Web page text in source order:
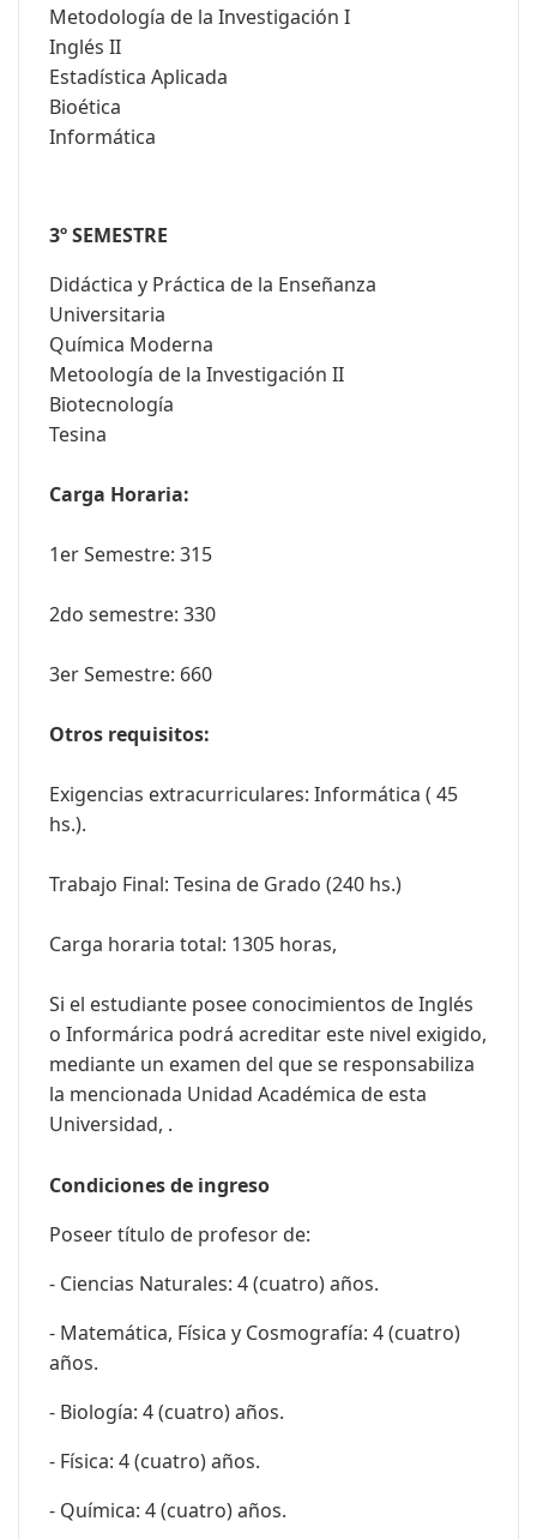
Metodología de la Investigación I
Inglés II
Estadística Aplicada
Bioética
Informática
3º SEMESTRE
Didáctica y Práctica de la Enseñanza
Universitaria
Química Moderna
Metoología de la Investigación II
Biotecnología
Tesina
Carga Horaria:
1er Semestre: 315
2do semestre: 330
3er Semestre: 660
Otros requisitos:
Exigencias extracurriculares: Informática ( 45
hs.).
Trabajo Final: Tesina de Grado (240 hs.)
Carga horaria total: 1305 horas,
Si el estudiante posee conocimientos de Inglés
o Informárica podrá acreditar este nivel exigido,
mediante un examen del que se responsabiliza
la mencionada Unidad Académica de esta
Universidad, .
Condiciones de ingreso
Poseer título de profesor de:
- Ciencias Naturales: 4 (cuatro) años.
- Matemática, Física y Cosmografía: 4 (cuatro)
años.
- Biología: 4 (cuatro) años.
- Física: 4 (cuatro) años.
- Química: 4 (cuatro) años.